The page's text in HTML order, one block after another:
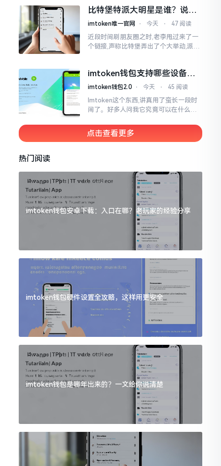
推移才逐渐明晰
比特堡特派大明星是谁？说实
话，我真没搞明白
imtoken唯一官网 ⋅ 今天 ⋅ 47 阅读
近段时间刷朋友圈之时,老李甩过来了一
个链接,声称比特堡弄出了个大举动,派遣
磅”、“首发”、“独家”
imtoken钱包支持哪些设备？
手机电脑都能用
imtoken钱包2.0 ⋅ 今天 ⋅ 45 阅读
Imtoken这个东西,讲真用了蛮长一段时
间了。好多人问我它究竟可以在什么设
机这一介面来说,iOS系统跟安卓系统都
给予支持
点击查看更多
热门阅读
imtoken钱包安卓下载：入口在哪？老玩家的经验分享
imtoken钱包硬件设置全攻略，这样用更安全
imtoken钱包是哪年出来的？一文给你说清楚